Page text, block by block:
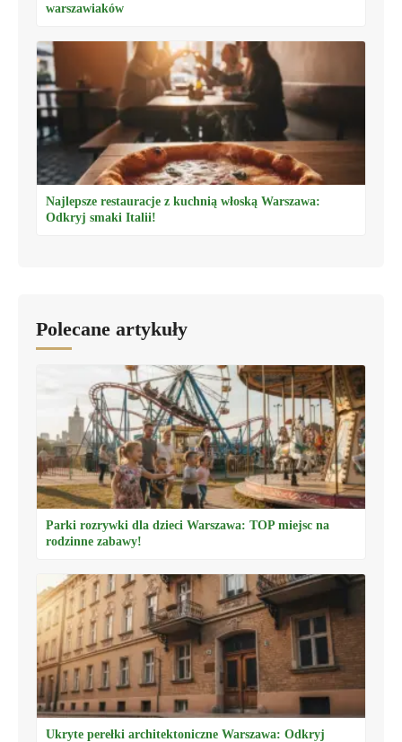
warszawiaków
Najlepsze restauracje z kuchnią włoską Warszawa:
Odkryj smaki Italii!
Polecane artykuły
Parki rozrywki dla dzieci Warszawa: TOP miejsc na
rodzinne zabawy!
Ukryte perełki architektoniczne Warszawa: Odkryj